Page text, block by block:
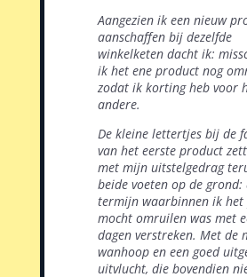
Aangezien ik een nieuw
aanschaffen bij dezelfde
winkelketen dacht ik:
ik het ene product nog
zodat ik korting heb voor
andere.
De kleine lettertjes bij de
van het eerste product
met mijn uitstelgedrag
beide voeten op de grond:
termijn waarbinnen ik het
mocht omruilen was met
dagen verstreken. Met de
wanhoop en een goed
uitvlucht, die bovendien